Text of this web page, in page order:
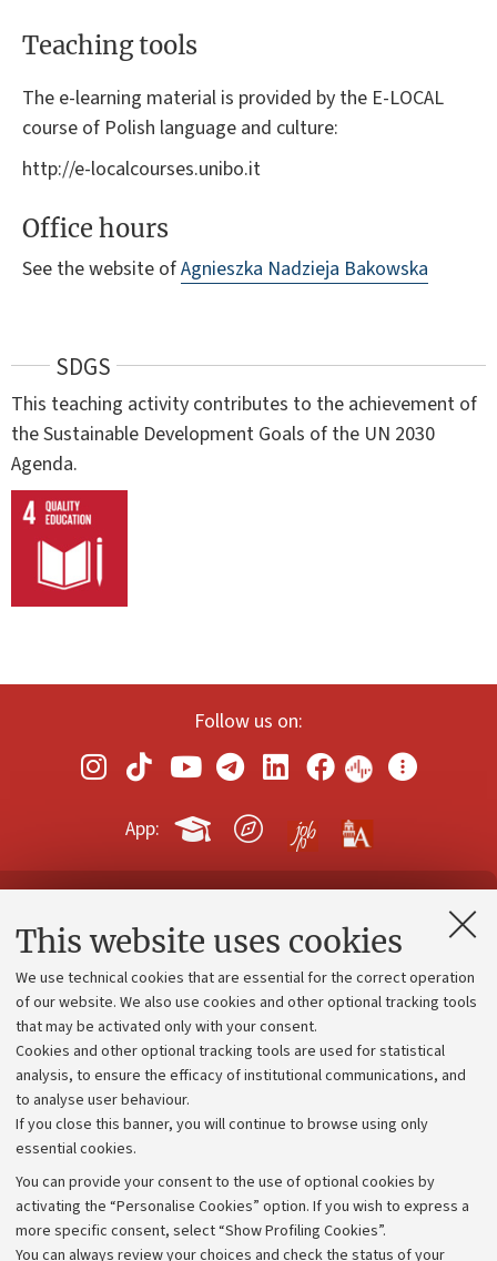
This website uses cookies
We use technical cookies that are essential for the correct operation
of our website. We also use cookies and other optional tracking tools
that may be activated only with your consent.
Cookies and other optional tracking tools are used for statistical
analysis, to ensure the efficacy of institutional communications, and
to analyse user behaviour.
If you close this banner, you will continue to browse using only
essential cookies.
You can provide your consent to the use of optional cookies by
activating the “Personalise Cookies” option. If you wish to express a
more specific consent, select “Show Profiling Cookies”.
You can always review your choices and check the status of your
Teaching tools
The e-learning material is provided by the E-LOCAL
course of Polish language and culture:
http://e-localcourses.unibo.it
Office hours
See the website ofAgnieszka Nadzieja Bakowska
SDGS
This teaching activity contributes to the achievement of
the Sustainable Development Goals of the UN 2030
Agenda.
Follow us on:
App:
Contacts and certified e-mail (PEC)
Administrative divisions
Work with us
Alumni community
Strategic plan
University budgets
Calls and competitions
Transparent administration
Appeals lodged